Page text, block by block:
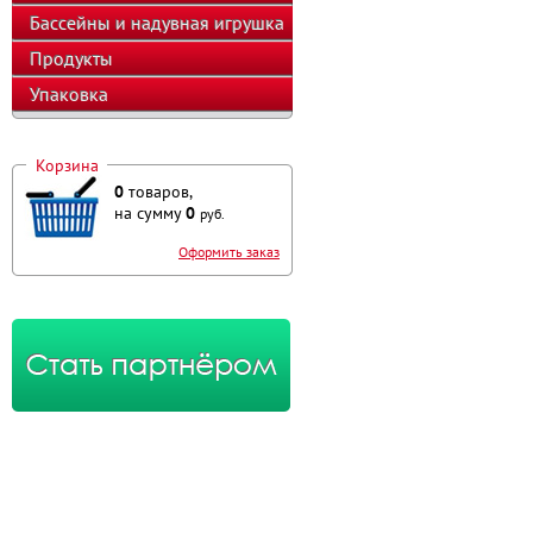
оборудование
Бассейны и надувная игрушка
Продукты
Упаковка
Корзина
0 товаров,
на сумму0 руб.
Оформить заказ